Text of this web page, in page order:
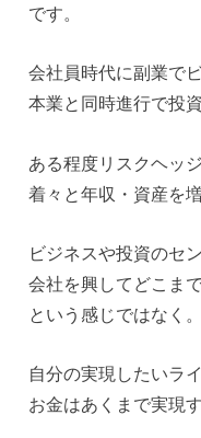
です。
会社員時代に副業で
本業と同時進行で投
ある程度リスクヘッ
着々と年収・資産を
ビジネスや投資のセ
会社を興してどこま
という感じではなく。
自分の実現したいラ
お金はあくまで実現